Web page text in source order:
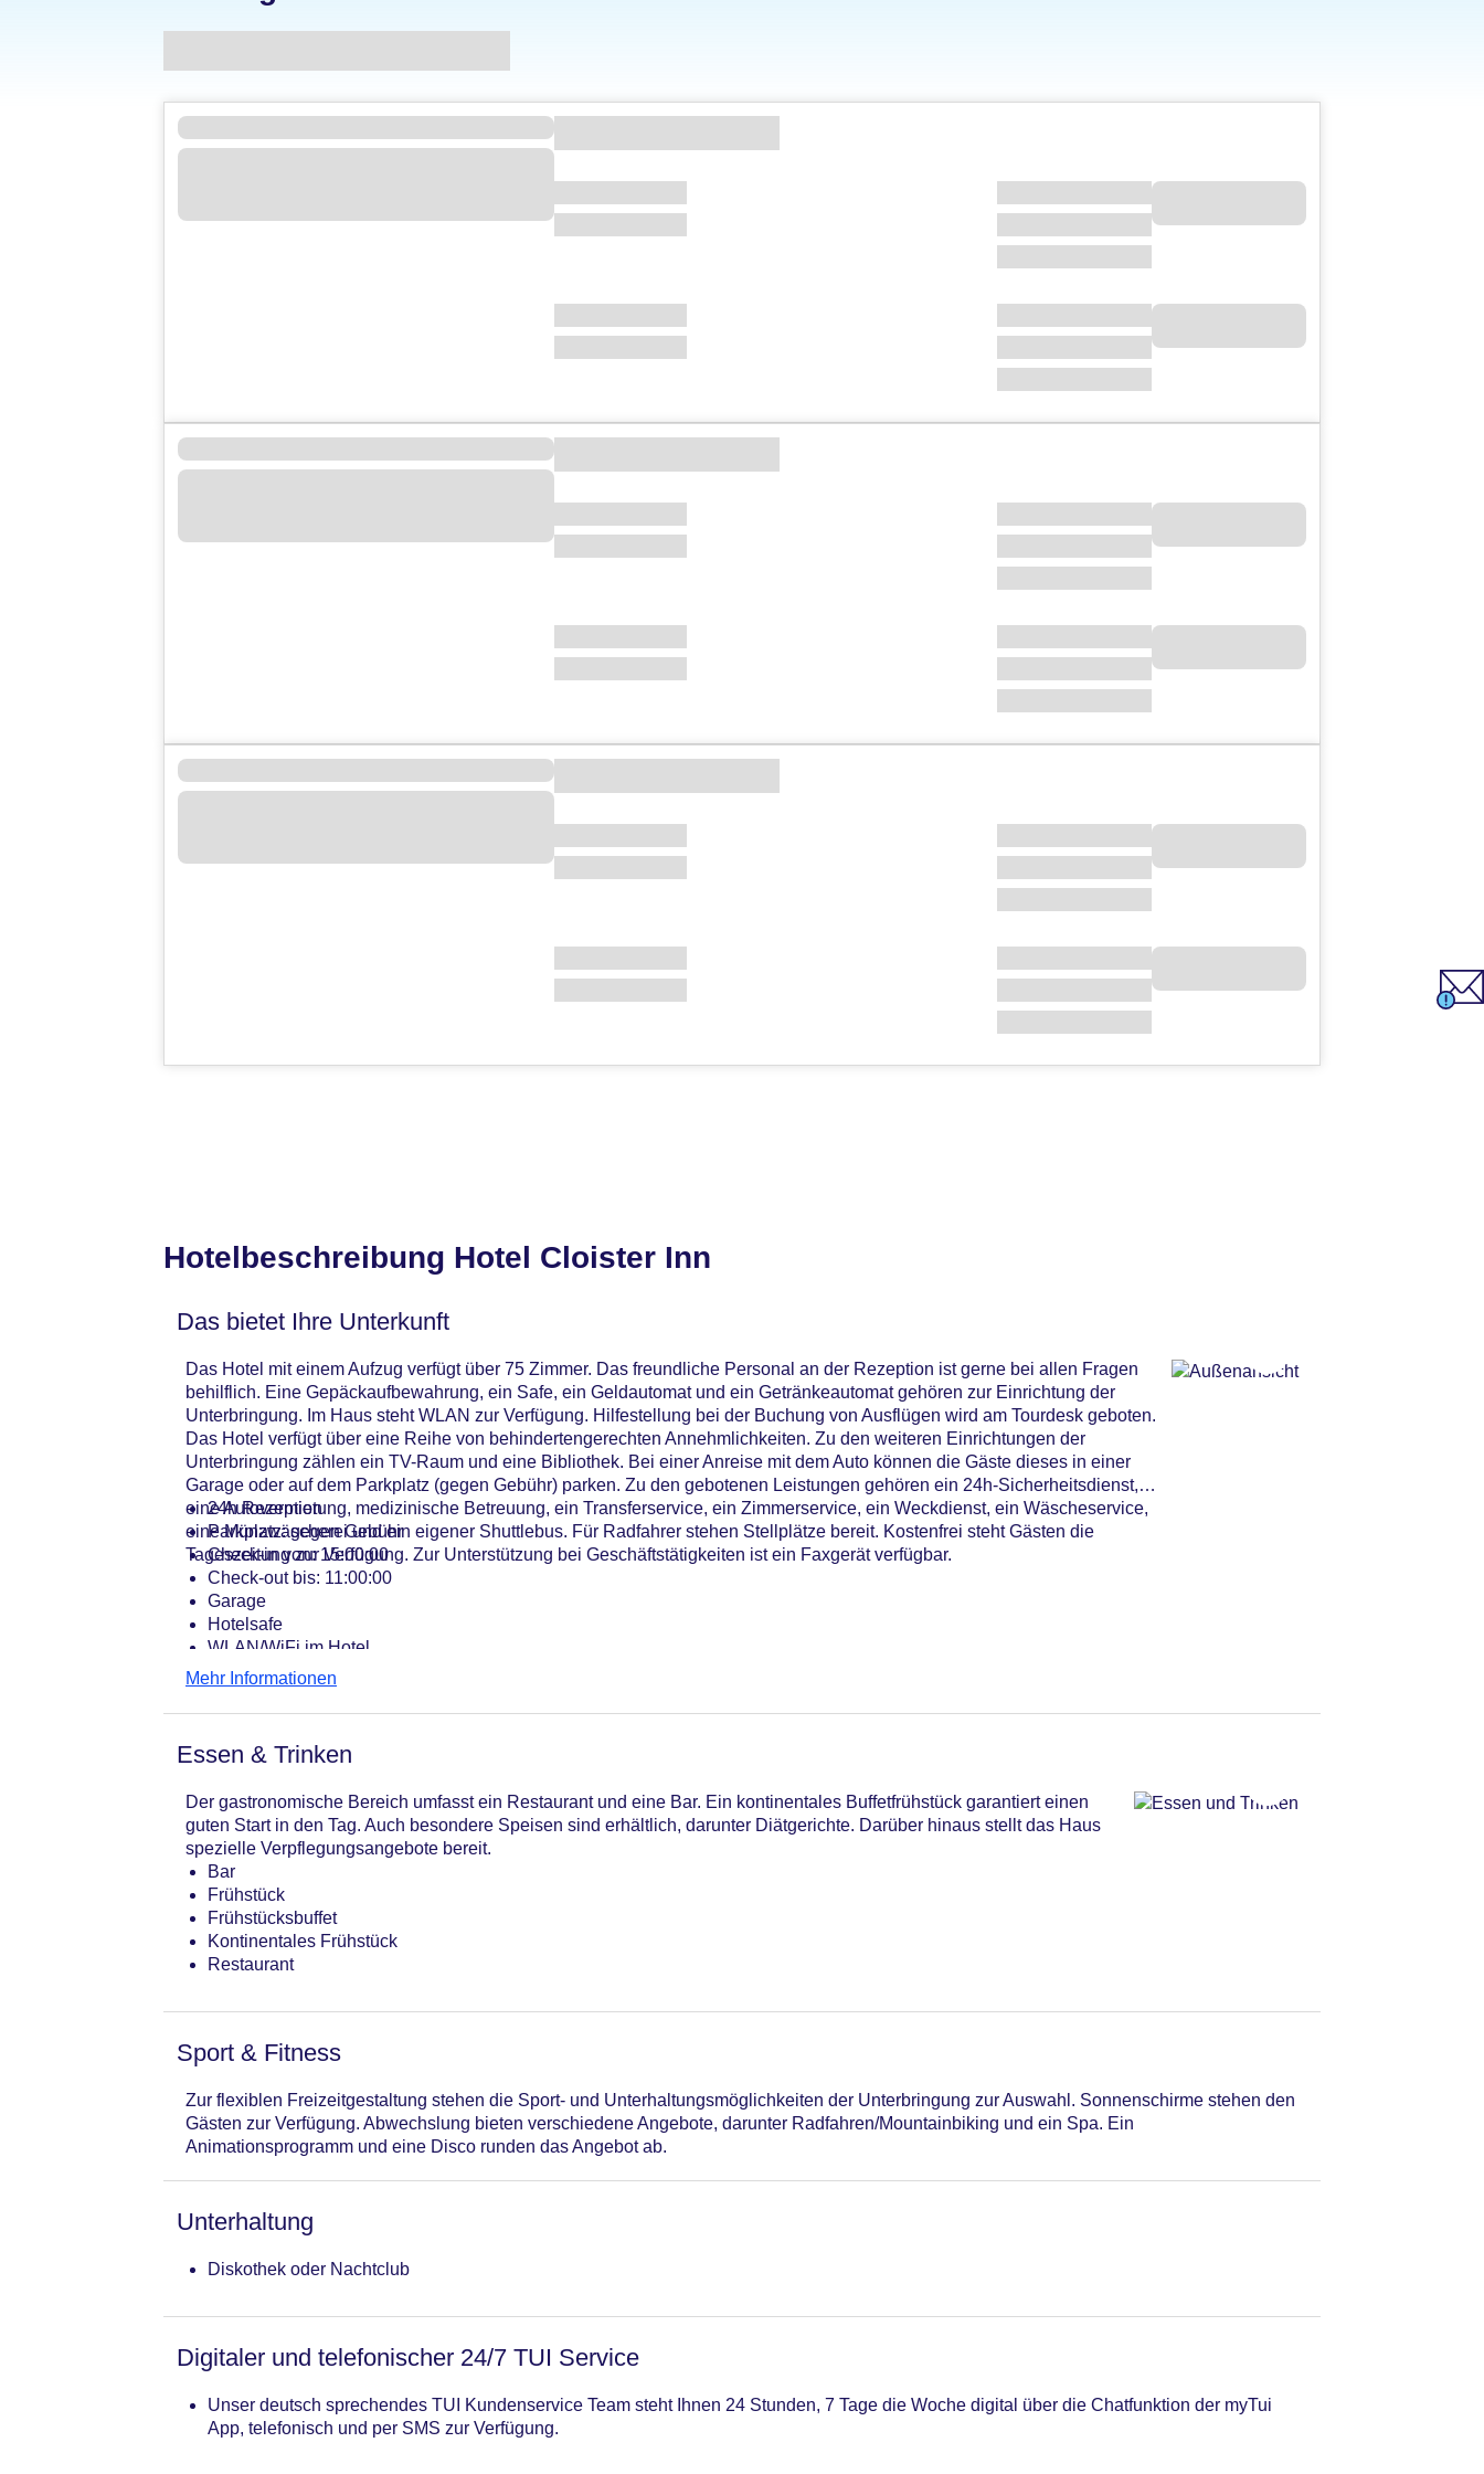
Hotelbeschreibung Hotel Cloister Inn
Das bietet Ihre Unterkunft
Das Hotel mit einem Aufzug verfügt über 75 Zimmer. Das freundliche Personal an der Rezeption ist gerne bei allen Fragen
behilflich. Eine Gepäckaufbewahrung, ein Safe, ein Geldautomat und ein Getränkeautomat gehören zur Einrichtung der
Unterbringung. Im Haus steht WLAN zur Verfügung. Hilfestellung bei der Buchung von Ausflügen wird am Tourdesk geboten.
Das Hotel verfügt über eine Reihe von behindertengerechten Annehmlichkeiten. Zu den weiteren Einrichtungen der
Unterbringung zählen ein TV-Raum und eine Bibliothek. Bei einer Anreise mit dem Auto können die Gäste dieses in einer
Garage oder auf dem Parkplatz (gegen Gebühr) parken. Zu den gebotenen Leistungen gehören ein 24h-Sicherheitsdienst,
eine Autovermietung, medizinische Betreuung, ein Transferservice, ein Zimmerservice, ein Weckdienst, ein Wäscheservice,
eine Münzwäscherei und ein eigener Shuttlebus. Für Radfahrer stehen Stellplätze bereit. Kostenfrei steht Gästen die
Tageszeitung zur Verfügung. Zur Unterstützung bei Geschäftstätigkeiten ist ein Faxgerät verfügbar.
24h Rezeption
Parkplatz: gegen Gebühr
Check-in von: 15:00:00
Check-out bis: 11:00:00
Garage
Hotelsafe
WLAN/WiFi im Hotel
Lift
Haustiere
Gesamtanzahl der Zimmer: 75
Zahlungsarten: American Express, EC Maestro, Mastercard, Visa
Landeskategorie: 3 Sterne
Mehr Informationen
Essen & Trinken
Der gastronomische Bereich umfasst ein Restaurant und eine Bar. Ein kontinentales Buffetfrühstück garantiert einen
guten Start in den Tag. Auch besondere Speisen sind erhältlich, darunter Diätgerichte. Darüber hinaus stellt das Haus
spezielle Verpflegungsangebote bereit.
Bar
Frühstück
Frühstücksbuffet
Kontinentales Frühstück
Restaurant
Sport & Fitness
Zur flexiblen Freizeitgestaltung stehen die Sport- und Unterhaltungsmöglichkeiten der Unterbringung zur Auswahl. Sonnenschirme stehen den
Gästen zur Verfügung. Abwechslung bieten verschiedene Angebote, darunter Radfahren/Mountainbiking und ein Spa. Ein
Animationsprogramm und eine Disco runden das Angebot ab.
Unterhaltung
Diskothek oder Nachtclub
Digitaler und telefonischer 24/7 TUI Service
Unser deutsch sprechendes TUI Kundenservice Team steht Ihnen 24 Stunden, 7 Tage die Woche digital über die Chatfunktion der myTui
App, telefonisch und per SMS zur Verfügung.